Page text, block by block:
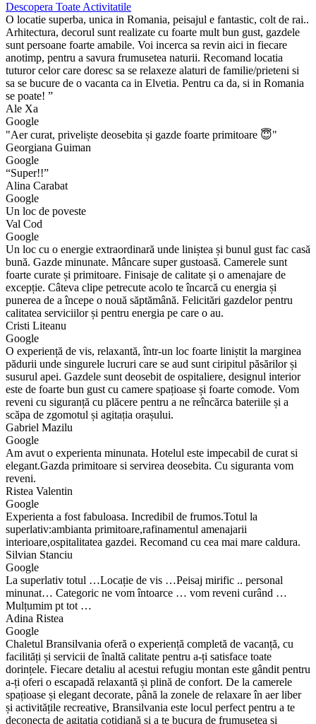
Descopera Toate Activitatile
O locatie superba, unica in Romania, peisajul e fantastic, colt de rai..
Arhitectura, decorul sunt realizate cu foarte mult bun gust, gazdele
sunt persoane foarte amabile. Voi incerca sa revin aici in fiecare
anotimp, pentru a savura frumusetea naturii. Recomand locatia
tuturor celor care doresc sa se relaxeze alaturi de familie/prieteni si
sa se bucure de o vacanta ca in Elvetia. Pentru ca da, si in Romania
se poate! ”
Ale Xa
Google
"Aer curat, priveliște deosebita și gazde foarte primitoare 😇"
Georgiana Guiman
Google
“Super!!”
Alina Carabat
Google
Un loc de poveste
Val Cod
Google
Un loc cu o energie extraordinară unde liniștea și bunul gust fac casă
bună. Gazde minunate. Mâncare super gustoasă. Camerele sunt
foarte curate și primitoare. Finisaje de calitate și o amenajare de
excepție. Câteva clipe petrecute acolo te încarcă cu energia și
punerea de a începe o nouă săptămână. Felicitări gazdelor pentru
calitatea serviciilor și pentru energia pe care o au.
Cristi Liteanu
Google
O experiență de vis, relaxantă, într-un loc foarte liniștit la marginea
pădurii unde singurele lucruri care se aud sunt ciripitul păsărilor și
susurul apei. Gazdele sunt deosebit de ospitaliere, designul interior
este de foarte bun gust cu camere spațioase și foarte comode. Vom
reveni cu siguranță cu plăcere pentru a ne reîncărca bateriile și a
scăpa de zgomotul și agitația orașului.
Gabriel Mazilu
Google
Am avut o experienta minunata. Hotelul este impecabil de curat si
elegant.Gazda primitoare si servirea deosebita. Cu siguranta vom
reveni.
Ristea Valentin
Google
Experienta a fost fabuloasa. Incredibil de frumos.Totul la
superlativ:ambianta primitoare,rafinamentul amenajarii
interioare,ospitalitatea gazdei. Recomand cu cea mai mare caldura.
Silvian Stanciu
Google
La superlativ totul …Locație de vis …Peisaj mirific .. personal
minunat… Categoric ne vom întoarce … vom reveni curând …
Mulțumim pt tot …
Adina Ristea
Google
Chaletul Bransilvania oferă o experiență completă de vacanță, cu
facilități și servicii de înaltă calitate pentru a-ți satisface toate
dorințele. Fiecare detaliu al acestui refugiu montan este gândit pentru
a-ți oferi o escapadă relaxantă și plină de confort. De la camerele
spațioase și elegant decorate, până la zonele de relaxare în aer liber
și activitățile recreative, Bransilvania este locul perfect pentru a te
deconecta de agitația cotidiană și a te bucura de frumusețea și